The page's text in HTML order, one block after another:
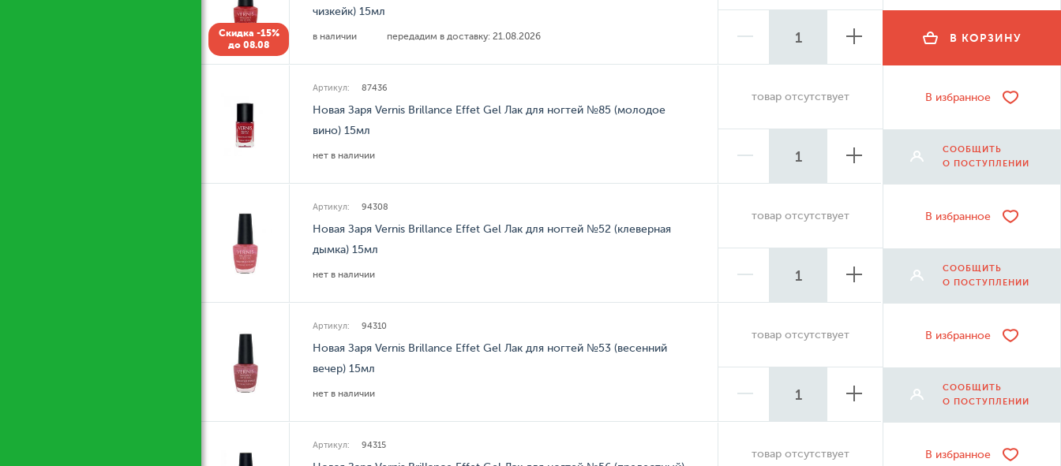
Скидка -15%
до 08.08
чизкейк) 15мл
в наличии передадим в доставку: 21.08.2026 В КОРЗИНУ
Артикул: 87436
Новая Заря Vernis Brillance Effet Gel Лак для ногтей №85 (молодое
вино) 15мл
нет в наличии
товар отсутствует В избранное
СООБЩИТЬ
О ПОСТУПЛЕНИИ
Артикул: 94308
Новая Заря Vernis Brillance Effet Gel Лак для ногтей №52 (клеверная
дымка) 15мл
нет в наличии
товар отсутствует В избранное
СООБЩИТЬ
О ПОСТУПЛЕНИИ
Артикул: 94310
Новая Заря Vernis Brillance Effet Gel Лак для ногтей №53 (весенний
вечер) 15мл
нет в наличии
товар отсутствует В избранное
СООБЩИТЬ
О ПОСТУПЛЕНИИ
Артикул: 94315
товар отсутствует В избранное